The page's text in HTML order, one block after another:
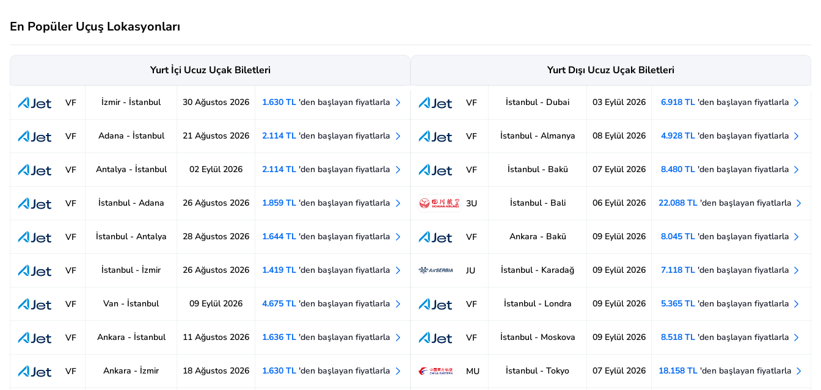
En Popüler Uçuş Lokasyonları
Yurt İçi Ucuz Uçak Biletleri
VF İzmir - İstanbul 30 Ağustos 2026 1.630 TL'den başlayan fiyatlarla
VF Adana - İstanbul 21 Ağustos 2026 2.114 TL'den başlayan fiyatlarla
VF Antalya - İstanbul 02 Eylül 2026 2.114 TL'den başlayan fiyatlarla
VF İstanbul - Adana 26 Ağustos 2026 1.859 TL'den başlayan fiyatlarla
VF İstanbul - Antalya 28 Ağustos 2026 1.644 TL'den başlayan fiyatlarla
VF İstanbul - İzmir 26 Ağustos 2026 1.419 TL'den başlayan fiyatlarla
VF Van - İstanbul 09 Eylül 2026 4.675 TL'den başlayan fiyatlarla
VF Ankara - İstanbul 11 Ağustos 2026 1.636 TL'den başlayan fiyatlarla
VF Ankara - İzmir 18 Ağustos 2026 1.630 TL'den başlayan fiyatlarla
Yurt Dışı Ucuz Uçak Biletleri
VF İstanbul - Dubai 03 Eylül 2026 6.918 TL 'den başlayan fiyatlarla
VF İstanbul - Almanya 08 Eylül 2026 4.928 TL 'den başlayan fiyatlarla
VF İstanbul - Bakü 07 Eylül 2026 8.480 TL 'den başlayan fiyatlarla
3U İstanbul - Bali 06 Eylül 2026 22.088 TL 'den başlayan fiyatlarla
VF Ankara - Bakü 09 Eylül 2026 8.045 TL 'den başlayan fiyatlarla
JU İstanbul - Karadağ 09 Eylül 2026 7.118 TL 'den başlayan fiyatlarla
VF İstanbul - Londra 09 Eylül 2026 5.365 TL 'den başlayan fiyatlarla
VF İstanbul - Moskova 09 Eylül 2026 8.518 TL 'den başlayan fiyatlarla
MU İstanbul - Tokyo 07 Eylül 2026 18.158 TL 'den başlayan fiyatlarla